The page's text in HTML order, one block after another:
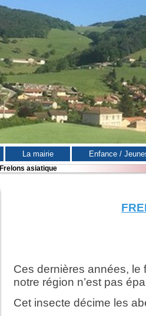
La mairie Enfance /
Frelons asiatique
Ces dernières années, le
notre région n’est pas
Cet insecte décime les